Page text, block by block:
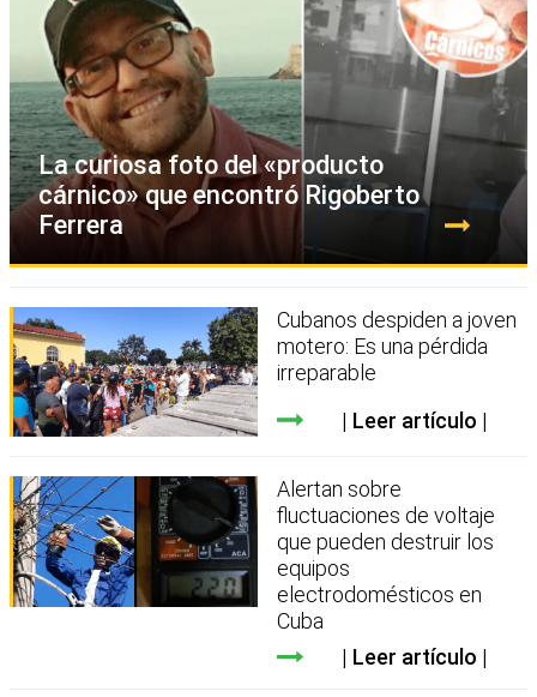
La curiosa foto del «producto
cárnico» que encontró Rigoberto
Ferrera
Cubanos despiden a joven
motero: Es una pérdida
irreparable
Leer artículo
Alertan sobre
fluctuaciones de voltaje
que pueden destruir los
equipos
electrodomésticos en
Cuba
Leer artículo